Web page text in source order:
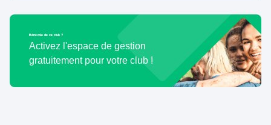
Bénévole de ce club ?
Activez l'espace de gestion
gratuitement pour votre club !